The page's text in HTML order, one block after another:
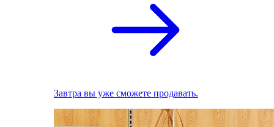
Завтра вы уже сможете продавать.